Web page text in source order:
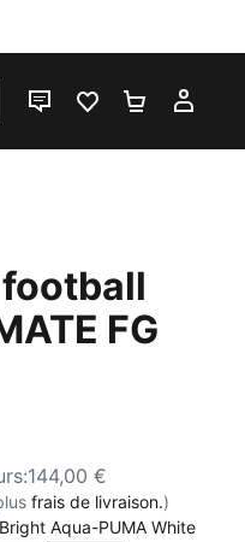
LIVE CHATFAVORIS 0PANIER 0
FG
:144,00 €
frais de livraison.)
Aqua-PUMA White